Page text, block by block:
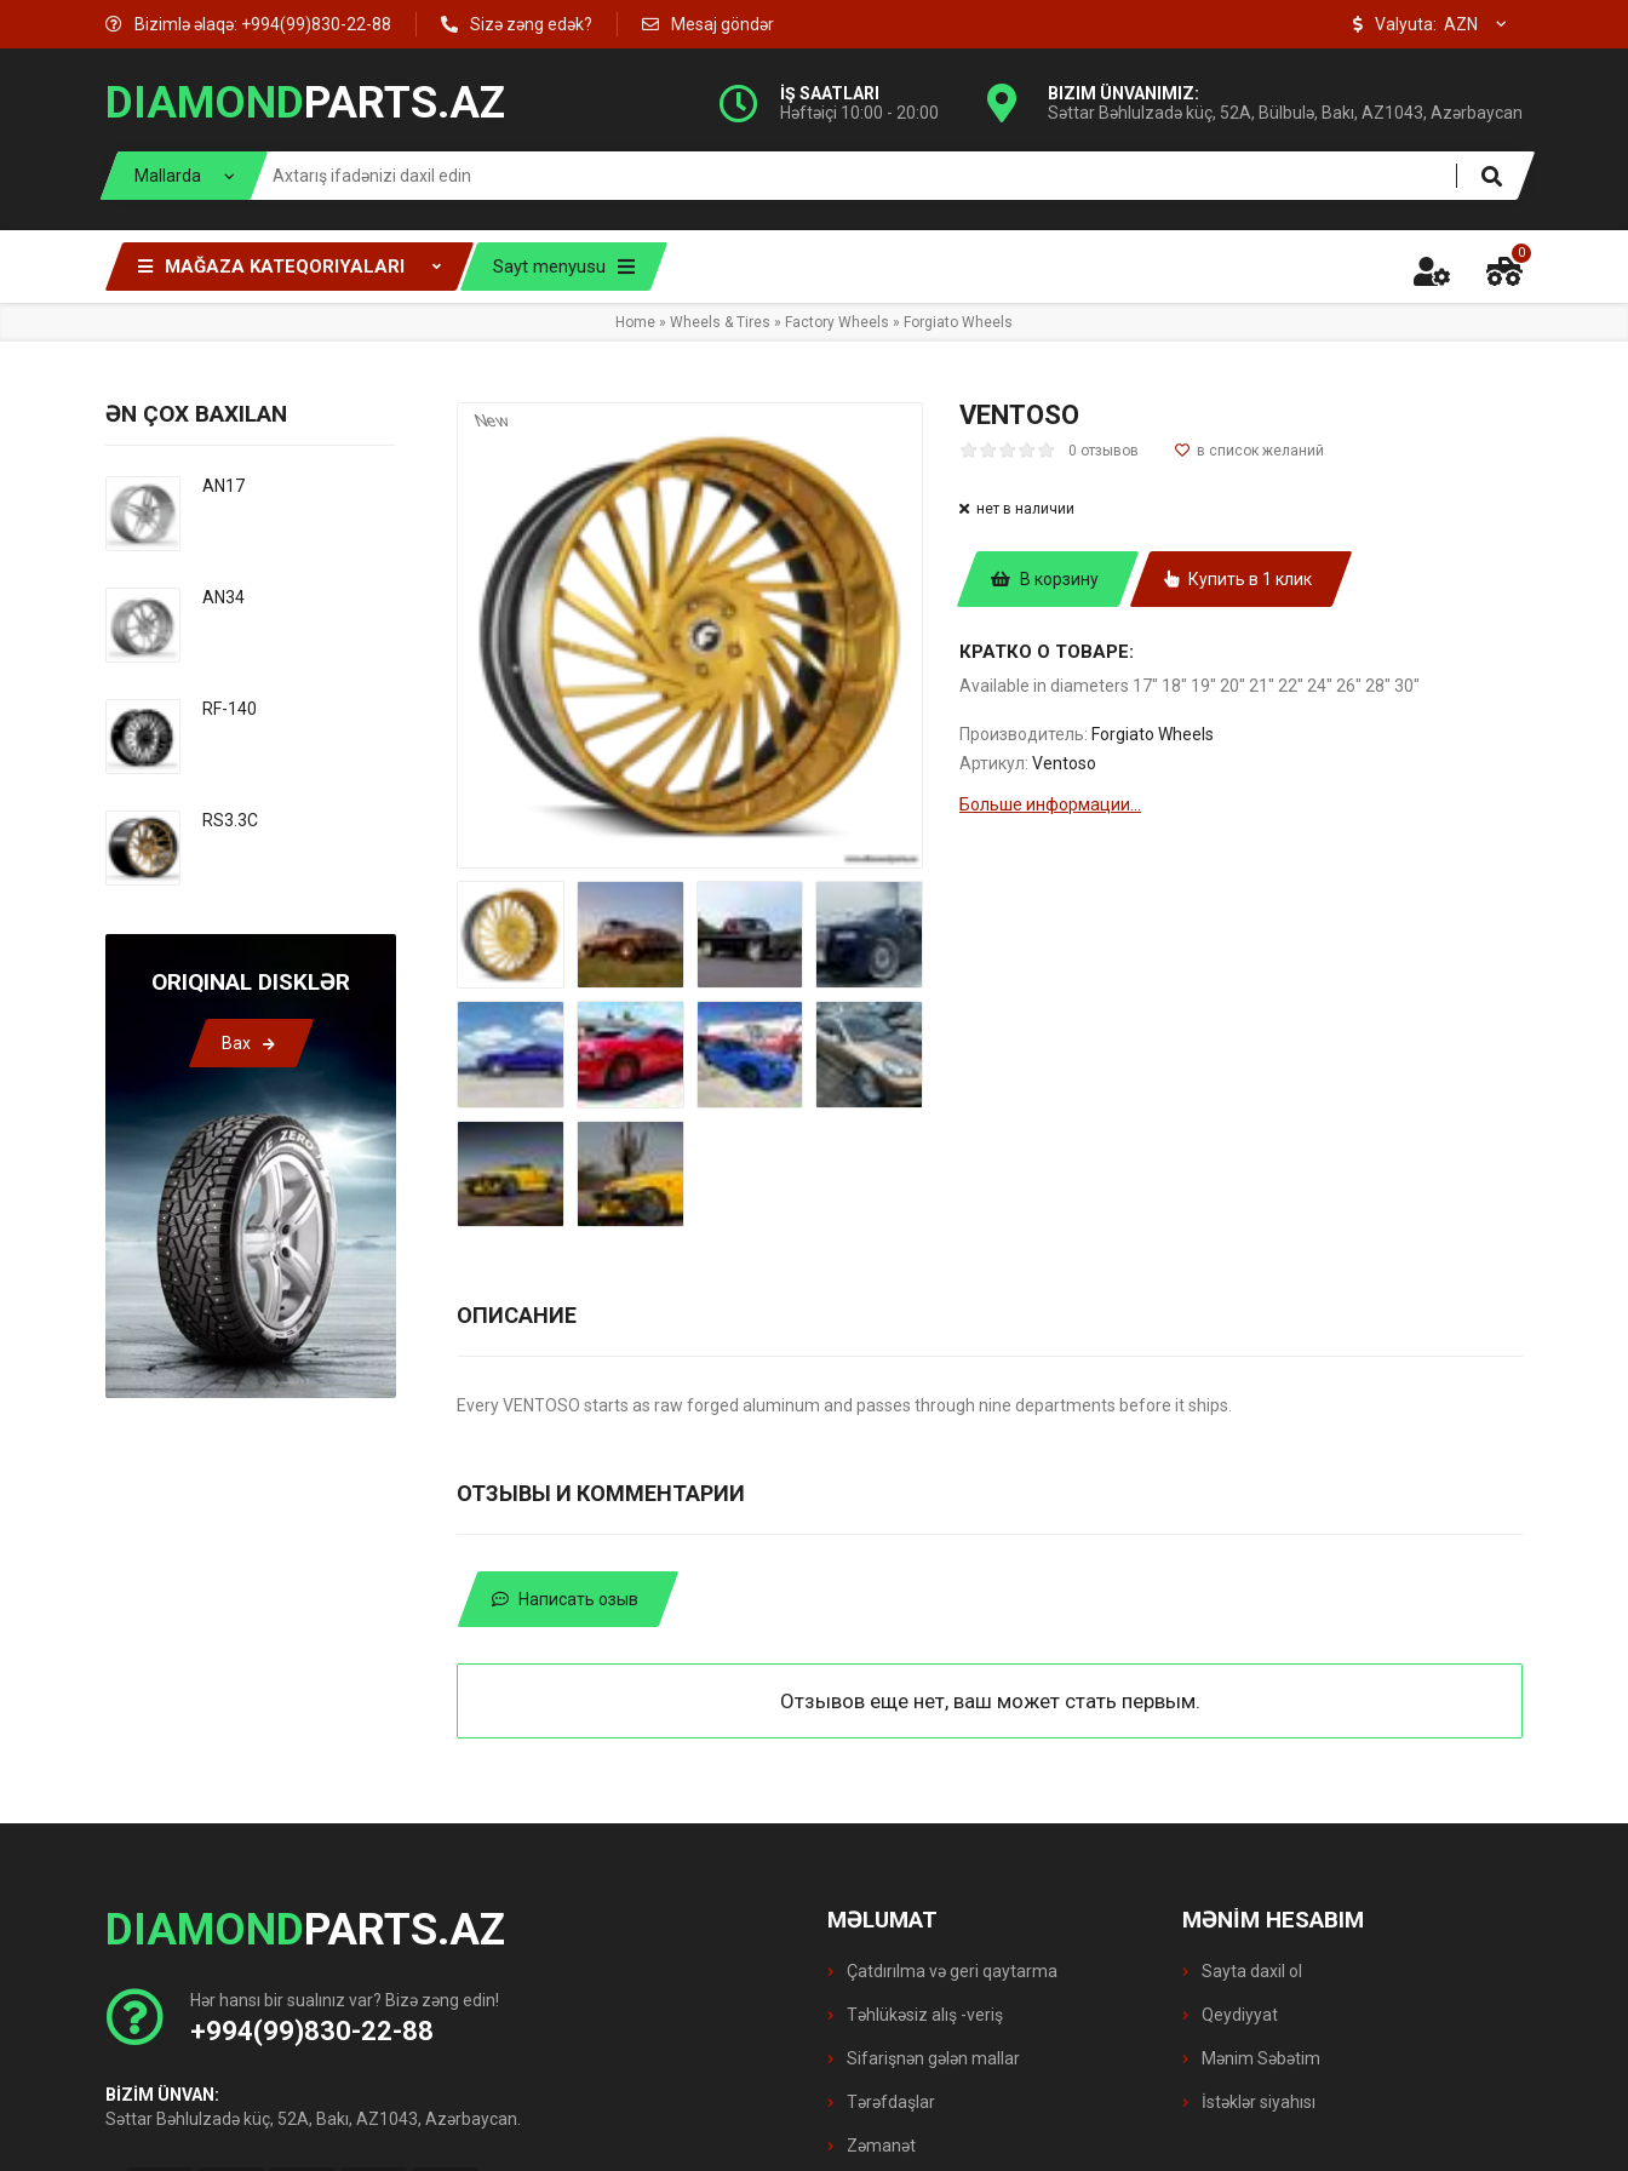
Bizimlə əlaqə: +994(99)830-22-88 Sizə zəng edək? Mesaj göndər Valyuta:
DIAMONDPARTS.AZ
İŞ SAATLARI
Həftəiçi 10:00 - 20:00
BIZIM ÜNVANIMIZ:
Səttar Bəhlulzadə küç, 52A, Bülbulə, Bakı, AZ1043, Azərbaycan
MAĞAZA KATEQORIYALARI Sayt menyusu
0
Home » Wheels & Tires » Factory Wheels » Forgiato Wheels
New VENTOSO
0 отзывов
нет в наличии
В корзину Купить в 1 клик
КРАТКО О ТОВАРЕ:
Available in diameters 17" 18" 19" 20" 21" 22" 24" 26" 28" 30"
Производитель: Forgiato Wheels
Артикул: Ventoso
Больше информации...
ОПИСАНИЕ
Every VENTOSO starts as raw forged aluminum and passes through nine departments before it ships.
ОТЗЫВЫ И КОММЕНТАРИИ
Написать озыв
Отзывов еще нет, ваш может стать первым.
ƏN ÇOX BAXILAN
AN17
AN34
RF-140
RS3.3C
ORIQINAL DISKLƏR
Bax
DIAMONDPARTS.AZ
Hər hansı bir sualınız var? Bizə zəng edin!
+994(99)830-22-88
BİZİM ÜNVAN:
Səttar Bəhlulzadə küç, 52A, Bakı, AZ1043, Azərbaycan.
MƏLUMAT
Çatdırılma və geri qaytarma
Təhlükəsiz alış -veriş
Sifarişnən gələn mallar
Tərəfdaşlar
Zəmanət
MƏNİM HESABIM
Sayta daxil ol
Qeydiyyat
Mənim Səbətim
İstəklər siyahısı